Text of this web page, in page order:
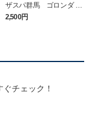
ザスパ群馬 ゴロンダ タ
オルマフラー
2,500円
チェック！